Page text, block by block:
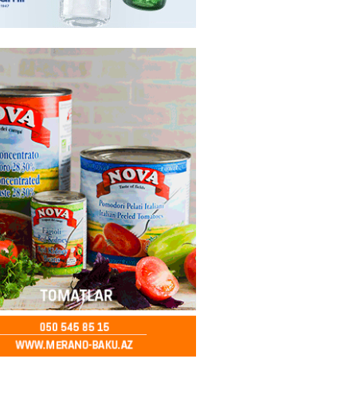
Azərbaycanla bağlı tapşırıq
hərəkətə keçdi
- 15:15 95
Star kartını indi sifariş
komissiyasız
- 15:07 96
sədr müavinini AZCON
- 15:00